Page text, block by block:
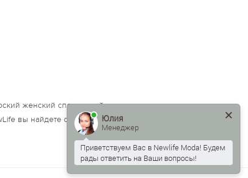
женский спортивный костюм можно использовать и в
вы найдете спортивные костюмы для тренировок дома
Юлия
Менеджер
Приветствуем Вас в Newlife Moda! Будем
рады ответить на Ваши вопросы!